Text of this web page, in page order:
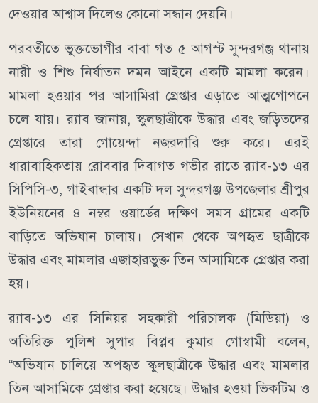
দেওয়ার আশ্বাস দিলেও কোনো সন্ধান দেয়নি।
পরবর্তীতে ভুক্তভোগীর বাবা গত ৫ আগস্ট সুন্দরগঞ্জ থানায়
নারী ও শিশু নির্যাতন দমন আইনে একটি মামলা করেন।
মামলা হওয়ার পর আসামিরা গ্রেপ্তার এড়াতে আত্মগোপনে
চলে যায়। র‍্যাব জানায়, স্কুলছাত্রীকে উদ্ধার এবং জড়িতদের
গ্রেপ্তারে তারা গোয়েন্দা নজরদারি শুরু করে। এরই
ধারাবাহিকতায় রোববার দিবাগত গভীর রাতে র‍্যাব-১৩ এর
সিপিসি-৩, গাইবান্ধার একটি দল সুন্দরগঞ্জ উপজেলার শ্রীপুর
ইউনিয়নের ৪ নম্বর ওয়ার্ডের দক্ষিণ সমস গ্রামের একটি
বাড়িতে অভিযান চালায়। সেখান থেকে অপহৃত ছাত্রীকে
উদ্ধার এবং মামলার এজাহারভুক্ত তিন আসামিকে গ্রেপ্তার করা
হয়।
র‍্যাব-১৩ এর সিনিয়র সহকারী পরিচালক (মিডিয়া) ও
অতিরিক্ত পুলিশ সুপার বিপ্লব কুমার গোস্বামী বলেন,
“অভিযান চালিয়ে অপহৃত স্কুলছাত্রীকে উদ্ধার এবং মামলার
তিন আসামিকে গ্রেপ্তার করা হয়েছে। উদ্ধার হওয়া ভিকটিম ও